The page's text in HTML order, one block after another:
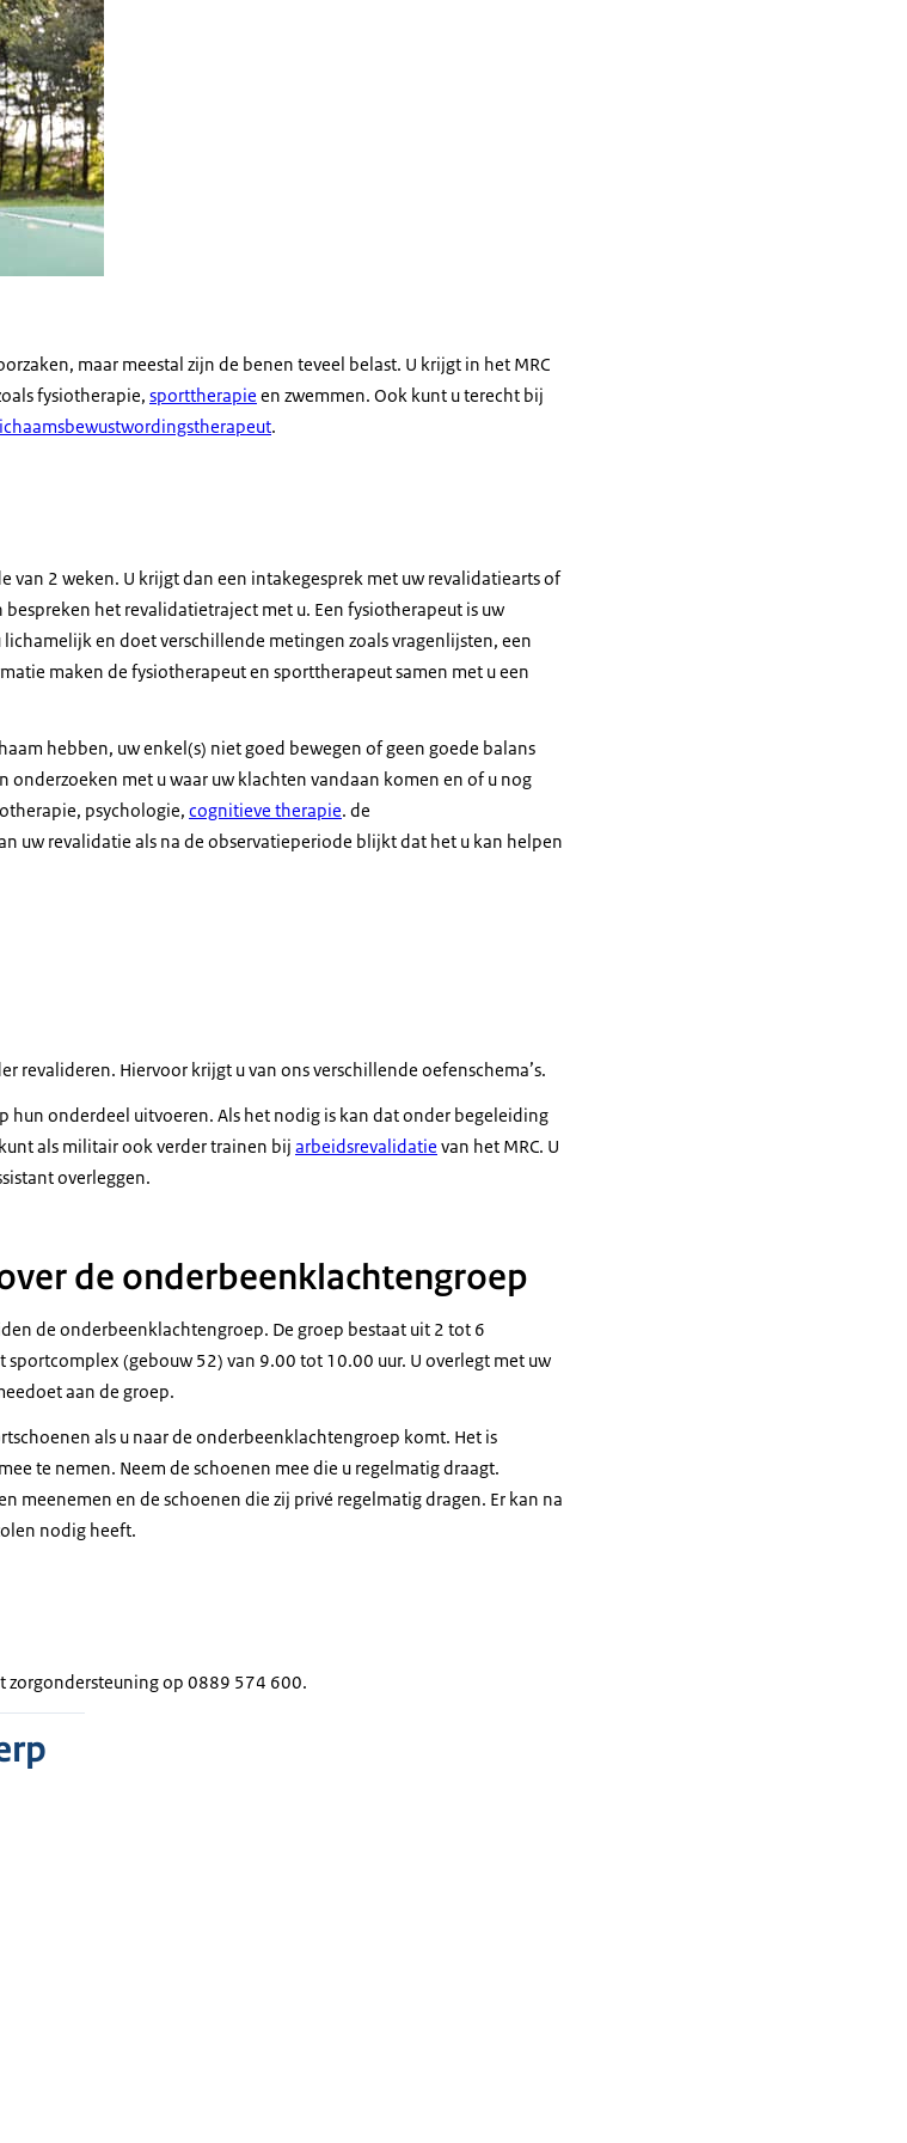
maar meestal zijn de benen teveel belast. U krijgt in het MRC
fysiotherapie, sporttherapie en zwemmen. Ook kunt u terecht bij
.
van 2 weken. U krijgt dan een intakegesprek met uw revalidatiearts of
het revalidatietraject met u. Een fysiotherapeut is uw
en doet verschillende metingen zoals vragenlijsten, een
maken de fysiotherapeut en sporttherapeut samen met u een
hebben, uw enkel(s) niet goed bewegen of geen goede balans
onderzoeken met u waar uw klachten vandaan komen en of u nog
psychologie, cognitieve therapie. de
uw revalidatie als na de observatieperiode blijkt dat het u kan helpen
revalideren. Hiervoor krijgt u van ons verschillende oefenschema’s.
hun onderdeel uitvoeren. Als het nodig is kan dat onder begeleiding
als militair ook verder trainen bij arbeidsrevalidatie van het MRC. U
overleggen.
de onderbeenklachtengroep
de onderbeenklachtengroep. De groep bestaat uit 2 tot 6
(gebouw 52) van 9.00 tot 10.00 uur. U overlegt met uw
aan de groep.
als u naar de onderbeenklachtengroep komt. Het is
te nemen. Neem de schoenen mee die u regelmatig draagt.
meenemen en de schoenen die zij privé regelmatig dragen. Er kan na
nodig heeft.
zorgondersteuning op 0889 574 600.